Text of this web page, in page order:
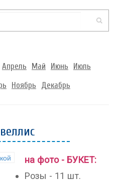
Апрель Май Июнь Июль
Ноябрь Декабрь
на фото - БУКЕТ:
Розы - 11 шт.